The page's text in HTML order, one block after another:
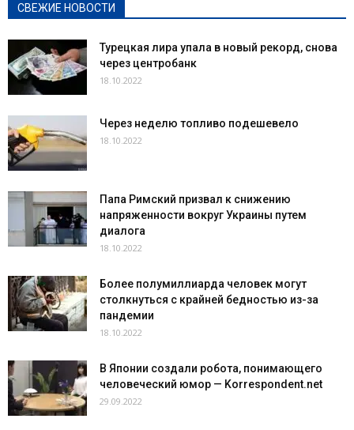
СВЕЖИЕ НОВОСТИ
Турецкая лира упала в новый рекорд, снова
через центробанк
18.10.2022
Через неделю топливо подешевело
18.10.2022
Папа Римский призвал к снижению
напряженности вокруг Украины путем
диалога
18.10.2022
Более полумиллиарда человек могут
столкнуться с крайней бедностью из-за
пандемии
18.10.2022
В Японии создали робота, понимающего
человеческий юмор — Korrespondent.net
29.09.2022